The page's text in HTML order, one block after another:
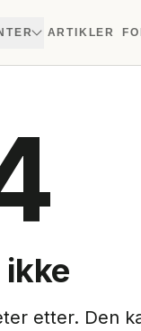
ARTIKLER
etter. Den